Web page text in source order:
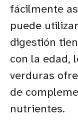
fácilmente
puede
digestión
con la edad,
verduras
de
nutrientes.